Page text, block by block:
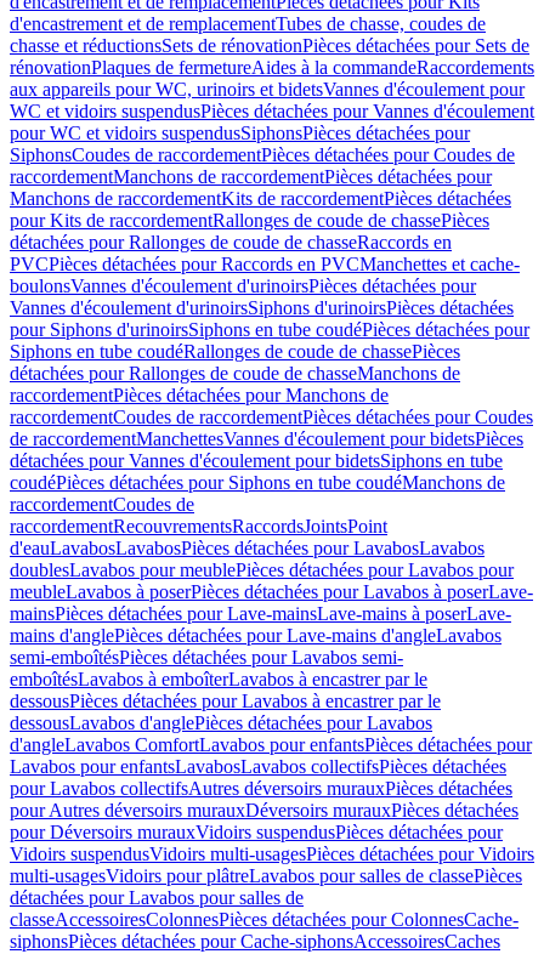
d'encastrement et de remplacementTubes de chasse, coudes de
chasse et réductionsSets de rénovationPièces détachées pour Sets de
rénovationPlaques de fermetureAides à la commandeRaccordements
aux appareils pour WC, urinoirs et bidetsVannes d'écoulement pour
WC et vidoirs suspendusPièces détachées pour Vannes d'écoulement
pour WC et vidoirs suspendusSiphonsPièces détachées pour
SiphonsCoudes de raccordementPièces détachées pour Coudes de
raccordementManchons de raccordementPièces détachées pour
Manchons de raccordementKits de raccordementPièces détachées
pour Kits de raccordementRallonges de coude de chassePièces
détachées pour Rallonges de coude de chasseRaccords en
PVCPièces détachées pour Raccords en PVCManchettes et cache-
boulonsVannes d'écoulement d'urinoirsPièces détachées pour
Vannes d'écoulement d'urinoirsSiphons d'urinoirsPièces détachées
pour Siphons d'urinoirsSiphons en tube coudéPièces détachées pour
Siphons en tube coudéRallonges de coude de chassePièces
détachées pour Rallonges de coude de chasseManchons de
raccordementPièces détachées pour Manchons de
raccordementCoudes de raccordementPièces détachées pour Coudes
de raccordementManchettesVannes d'écoulement pour bidetsPièces
détachées pour Vannes d'écoulement pour bidetsSiphons en tube
coudéPièces détachées pour Siphons en tube coudéManchons de
raccordementCoudes de
raccordementRecouvrementsRaccordsJointsPoint
d'eauLavabosLavabosPièces détachées pour LavabosLavabos
doublesLavabos pour meublePièces détachées pour Lavabos pour
meubleLavabos à poserPièces détachées pour Lavabos à poserLave-
mainsPièces détachées pour Lave-mainsLave-mains à poserLave-
mains d'anglePièces détachées pour Lave-mains d'angleLavabos
semi-emboîtésPièces détachées pour Lavabos semi-
emboîtésLavabos à emboîterLavabos à encastrer par le
dessousPièces détachées pour Lavabos à encastrer par le
dessousLavabos d'anglePièces détachées pour Lavabos
d'angleLavabos ComfortLavabos pour enfantsPièces détachées pour
Lavabos pour enfantsLavabosLavabos collectifsPièces détachées
pour Lavabos collectifsAutres déversoirs murauxPièces détachées
pour Autres déversoirs murauxDéversoirs murauxPièces détachées
pour Déversoirs murauxVidoirs suspendusPièces détachées pour
Vidoirs suspendusVidoirs multi-usagesPièces détachées pour Vidoirs
multi-usagesVidoirs pour plâtreLavabos pour salles de classePièces
détachées pour Lavabos pour salles de
classeAccessoiresColonnesPièces détachées pour ColonnesCache-
siphonsPièces détachées pour Cache-siphonsAccessoiresCaches